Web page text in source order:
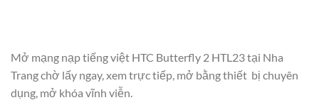
Mở mạng nạp tiếng việt HTC Butterfly 2 HTL23 tại Nha
Trang chờ lấy ngay, xem trực tiếp, mở bằng thiết bị chuyên
dụng, mở khóa vĩnh viễn.